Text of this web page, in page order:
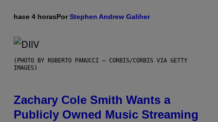
hace 4 horasPorStephen Andrew Galiher
(PHOTO BY ROBERTO PANUCCI – CORBIS/CORBIS VIA GETTY
IMAGES)
Zachary Cole Smith Wants a
Publicly Owned Music Streaming